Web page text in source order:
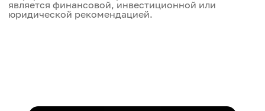
является финансовой, инвестиционной или
юридической рекомендацией.